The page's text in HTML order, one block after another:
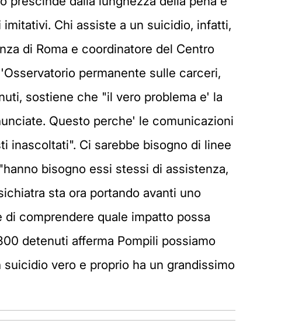
Chi assiste a un suicidio, infatti,
di Roma e coordinatore del Centro
permanente sulle carceri,
sostiene che "il vero problema e' la
Questo perche' le comunicazioni
inascoltati". Ci sarebbe bisogno di linee
bisogno essi stessi di assistenza,
sta ora portando avanti uno
comprendere quale impatto possa
detenuti afferma Pompili possiamo
vero e proprio ha un grandissimo